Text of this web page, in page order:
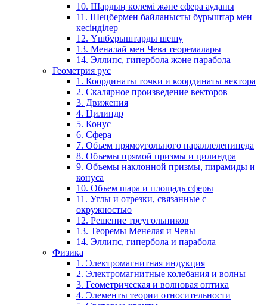
10. Шардың көлемі және сфера ауданы
11. Шеңбермен байланысты бұрыштар мен
кесінділер
12. Үшбұрыштарды шешу
13. Меналай мен Чева теоремалары
14. Эллипс, гипербола және парабола
Геометрия рус
1. Координаты точки и координаты вектора
2. Скалярное произведение векторов
3. Движения
4. Цилиндр
5. Конус
6. Сфера
7. Объем прямоугольного параллелепипеда
8. Объемы прямой призмы и цилиндра
9. Объемы наклонной призмы, пирамиды и
конуса
10. Объем шара и площадь сферы
11. Углы и отрезки, связанные с
окружностью
12. Решение треугольников
13. Теоремы Менелая и Чевы
14. Эллипс, гипербола и парабола
Физика
1. Электромагнитная индукция
2. Электромагнитные колебания и волны
3. Геометрическая и волновая оптика
4. Элементы теории относительности